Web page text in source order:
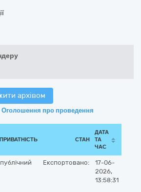
архівом
Оголошення про проведення
ПРИВАТНІСТЬ СТАН
ДАТА
ТА
ЧАС
публічний Експортовано:
17-06-
2026,
13:58:31